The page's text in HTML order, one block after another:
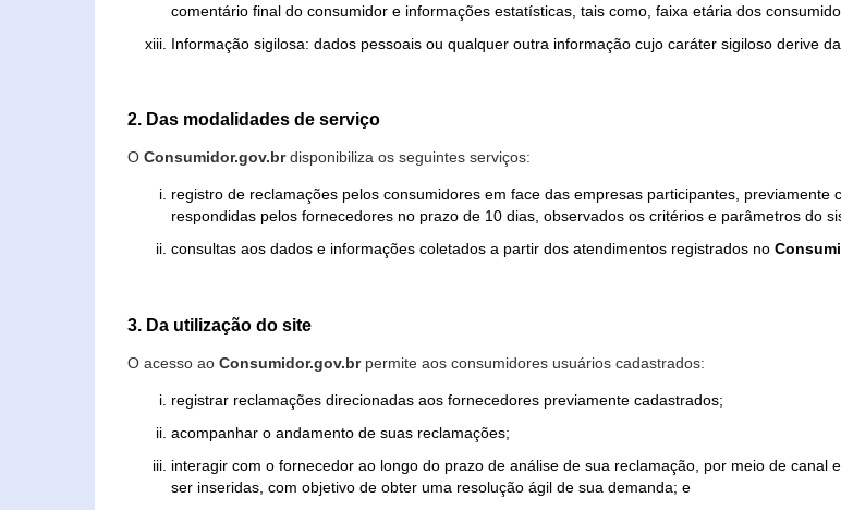
comentário final do consumidor e informações estatísticas, tais como, faixa etária dos
Informação sigilosa: dados pessoais ou qualquer outra informação cujo caráter sigiloso derive
2. Das modalidades de serviço
O Consumidor.gov.brdisponibiliza os seguintes serviços:
registro de reclamações pelos consumidores em face das empresas participantes,
respondidas pelos fornecedores no prazo de 10 dias, observados os critérios e parâmetros do
consultas aos dados e informações coletados a partir dos atendimentos registrados no
3. Da utilização do site
O acesso ao Consumidor.gov.brpermite aos consumidores usuários cadastrados:
registrar reclamações direcionadas aos fornecedores previamente cadastrados;
acompanhar o andamento de suas reclamações;
interagir com o fornecedor ao longo do prazo de análise de sua reclamação, por meio de
ser inseridas, com objetivo de obter uma resolução ágil de sua demanda; e